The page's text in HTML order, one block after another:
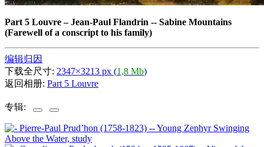
Part 5 Louvre–Jean-Paul Flandrin -- Sabine Mountains
(Farewell of a conscript to his family)
编辑归因
下载全尺寸: 2347×3213 px (1,8 Mb)
返回相册: Part 5 Louvre
专辑: